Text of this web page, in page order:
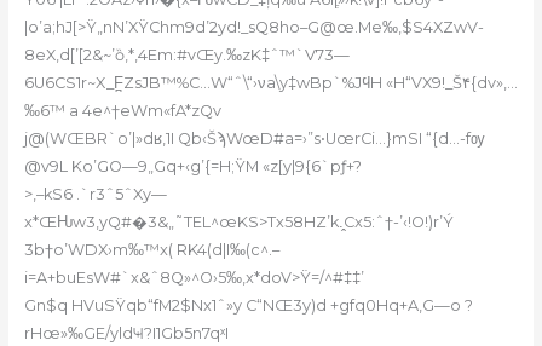
|o’a;hJ[>Ÿ„nN’XŸChm9d’2yd !_sQ8ho–G@œ.Me‰‚$S4XZwV-
8eX‚d[’[2&~’ȍ,*,4Em:#vŒy.‰zK‡ˆ™`V73—
6U6CS1r~X_F̪ZsJB™%С…W“ˆ\“›νa\y‡wBp`%JϥH «H“VX9!_Š۴{dv»,…
‰6™ a 4e^†eWm«fA*zQv
j@(WŒBR`o’|»dʁ,1I Qb‹ŠϡWœD#a=›”s•UœrCi …}mSI “{d…-fѹ
@v9L Ko’GO—9„Gq+‹g’{=H;ŸM «z[y|9{6`pƒ+?
>‚–kS6 .`r3ˆ5ˆXy—
x*ŒǶw3,yQ#�3&„˜TEL^œKS>Tx58HZ’k.̭Cx5:ˆ†-’‹!O!)r’Ý
3b†o’WDX›m‰™x( RK4(d|I‰(c^.–
i=A+buEsW#`x&ˆ8Q»^O›5‰,x*doV>Ÿ=/^#‡‡’
Gn$q HVuSŸqb“fM2$Nx1ˆ»y C“NŒ3y)d +gfq0Hq+A‚G—o ?
rHœ»‰GE/yldҸ?I1Gb5n7qˣI